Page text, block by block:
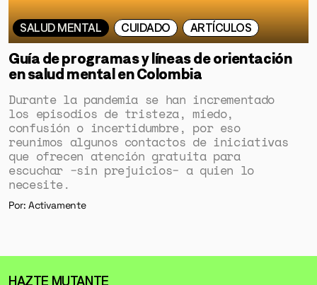
SALUD MENTAL CUIDADO ARTÍCULOS
Guía de programas y líneas de orientación
en salud mental en Colombia
Durante la pandemia se han incrementado
los episodios de tristeza, miedo,
confusión o incertidumbre, por eso
reunimos algunos contactos de iniciativas
que ofrecen atención gratuita para
escuchar −sin prejuicios− a quien lo
necesite.
Por: Activamente